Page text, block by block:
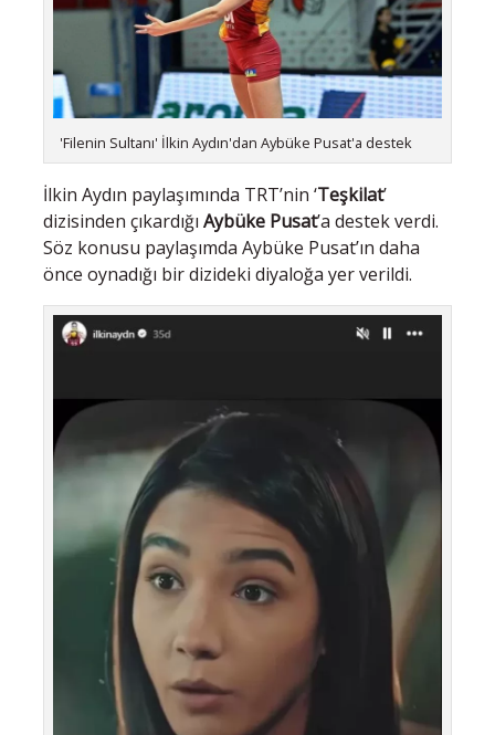
'Filenin Sultanı' İlkin Aydın'dan Aybüke Pusat'a destek
İlkin Aydın paylaşımında TRT’nin ‘Teşkilat’
dizisinden çıkardığı Aybüke Pusat’a destek verdi.
Söz konusu paylaşımda Aybüke Pusat’ın daha
önce oynadığı bir dizideki diyaloğa yer verildi.